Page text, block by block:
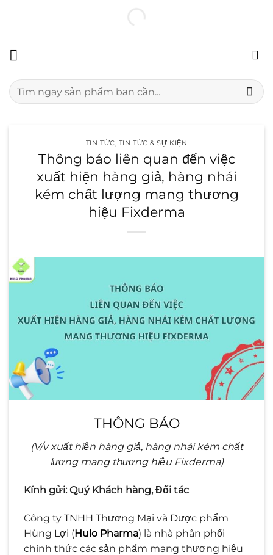
dung
Tìm
kiếm:
TIN TỨC, TIN TỨC & SỰ KIỆN
Thông báo liên quan đến việc
xuất hiện hàng giả, hàng nhái
kém chất lượng mang thương
hiệu Fixderma
THÔNG BÁO
(V/v xuất hiện hàng giả, hàng nhái kém chất
lượng mang thương hiệu Fixderma)
Kính gửi:Quý Khách hàng, Đối tác
Công ty TNHH Thương Mại và Dược phẩm
Hùng Lợi (Hulo Pharma) là nhà phân phối
chính thức các sản phẩm mang thương hiệu